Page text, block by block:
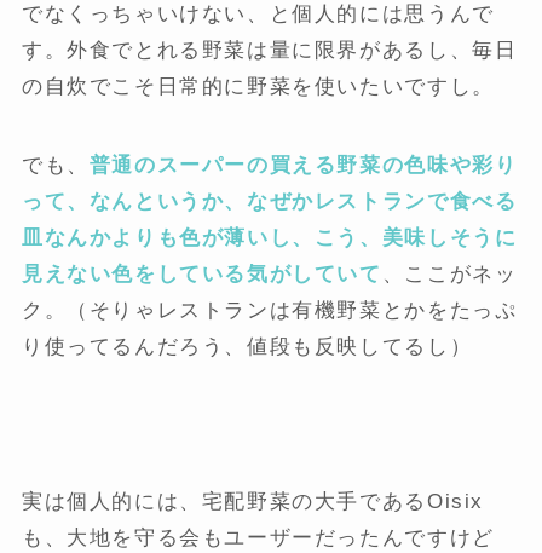
でなくっちゃいけない、と個人的には思うんで
す。外食でとれる野菜は量に限界があるし、毎日
の自炊でこそ日常的に野菜を使いたいですし。
でも、 普通のスーパーの買える野菜の色味や彩り
って、なんというか、なぜかレストランで食べる
皿なんかよりも色が薄いし、こう、美味しそうに
見えない色をしている気がしていて 、ここがネッ
ク。（そりゃレストランは有機野菜とかをたっぷ
り使ってるんだろう、値段も反映してるし）
実は個人的には、宅配野菜の大手であるOisix
も、大地を守る会もユーザーだったんですけど